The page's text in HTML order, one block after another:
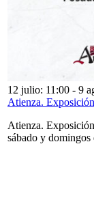
12 julio: 11:00 - 9
Atienza.
Atienza.
sábado y